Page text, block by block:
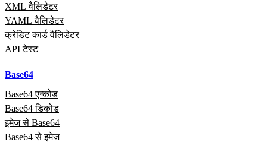
XML वैलिडेटर
YAML वैलिडेटर
क्रेडिट कार्ड वैलिडेटर
API टेस्ट
Base64
Base64 एन्कोड
Base64 डिकोड
इमेज से Base64
Base64 से इमेज